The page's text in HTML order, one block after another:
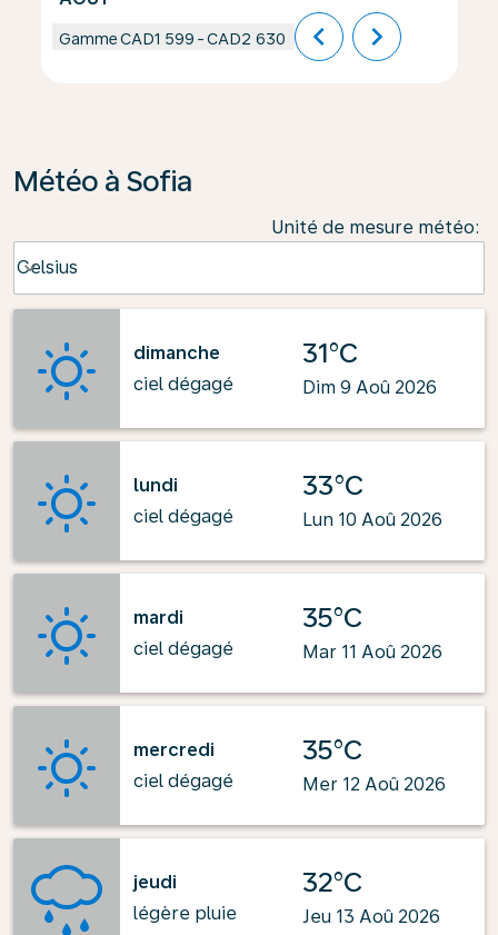
GammeCAD1 599 -CAD2 630 chevron_left chevron_right
Météo à Sofia
Unité de mesure météo:
Celsius
keyboard_arrow_down
dimanche
ciel dégagé
31°C
Dim 9 Aoû 2026
lundi
ciel dégagé
33°C
Lun 10 Aoû 2026
mardi
ciel dégagé
35°C
Mar 11 Aoû 2026
mercredi
ciel dégagé
35°C
Mer 12 Aoû 2026
jeudi
légère pluie
32°C
Jeu 13 Aoû 2026